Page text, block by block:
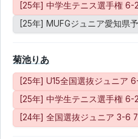
[25年] 中学生テニス選手権 6-2
[25年] MUFGジュニア愛知県
菊池りあ
[25年] U15全国選抜ジュニア
[25年] 中学生テニス選手権 6-2
[24年] 全国選抜ジュニア 3-6